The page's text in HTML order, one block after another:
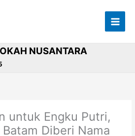
NUSANTARA
untuk Engku Putri,
Diberi Nama